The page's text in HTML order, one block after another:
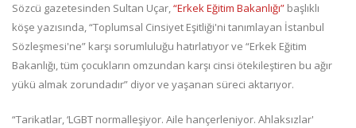
Sözcü gazetesinden Sultan Uçar,“Erkek Eğitim Bakanlığı” başlıklı
köşe yazısında, “Toplumsal Cinsiyet Eşitliği'ni tanımlayan İstanbul
Sözleşmesi'ne” karşı sorumluluğu hatırlatıyor ve “Erkek Eğitim
Bakanlığı, tüm çocukların omzundan karşı cinsi ötekileştiren bu ağır
yükü almak zorundadır” diyor ve yaşanan süreci aktarıyor.
“Tarikatlar, ‘LGBT normalleşiyor. Aile hançerleniyor. Ahlaksızlar'